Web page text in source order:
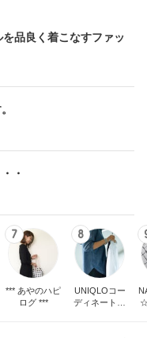
品良く着こなすファッ
・
7
*** あやのハピ
ログ ***
8
UNIQLOコー
ディネート日